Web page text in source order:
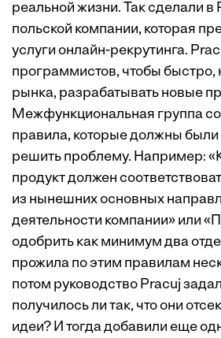
реальной жизни. Так сделали
польской компании, которая
услуги онлайн-рекрутинга.
программистов, чтобы быстро,
рынка, разрабатывать новые
Межфункциональная группа
правила, которые должны
решить проблему. Например:
продукт должен
из нынешних основных
деятельности компании» или
одобрить как минимум два
прожила по этим правилам
потом руководство Pracuj
получилось ли так, что они
идеи? И тогда добавили еще